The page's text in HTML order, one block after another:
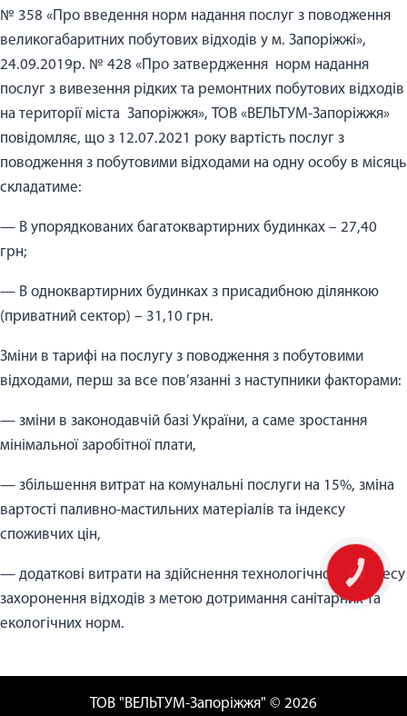
№ 358 «Про введення норм надання послуг з поводження
великогабаритних побутових відходів у м. Запоріжжі»,
24.09.2019р. № 428 «Про затвердження норм надання
послуг з вивезення рідких та ремонтних побутових відходів
на території міста Запоріжжя», ТОВ «ВЕЛЬТУМ-Запоріжжя»
повідомляє, що з 12.07.2021 року вартість послуг з
поводження з побутовими відходами на одну особу в місяць
складатиме:
— В упорядкованих багатоквартирних будинках – 27,40
грн;
— В одноквартирних будинках з присадибною ділянкою
(приватний сектор) – 31,10 грн.
Зміни в тарифі на послугу з поводження з побутовими
відходами, перш за все пов’язанні з наступники факторами:
— зміни в законодавчій базі України, а саме зростання
мінімальної заробітної плати,
— збільшення витрат на комунальні послуги на 15%, зміна
вартості паливно-мастильних матеріалів та індексу
споживчих цін,
— додаткові витрати на здійснення технологічного процесу
захоронення відходів з метою дотримання санітарних та
екологічних норм.
ТОВ "ВЕЛЬТУМ-Запоріжжя" © 2026